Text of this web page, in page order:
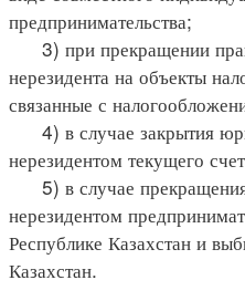
предпринимательства;
3) при прекращении
нерезидента на объекты
связанные с
4) в случае закрытия
нерезидентом текущего
5) в случае
нерезидентом
Республике Казахстан и
Казахстан.